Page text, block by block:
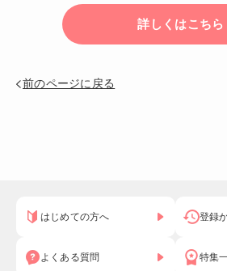
詳しくはこちら
前のページに戻る
はじめての方へ 登録
よくある質問 特集